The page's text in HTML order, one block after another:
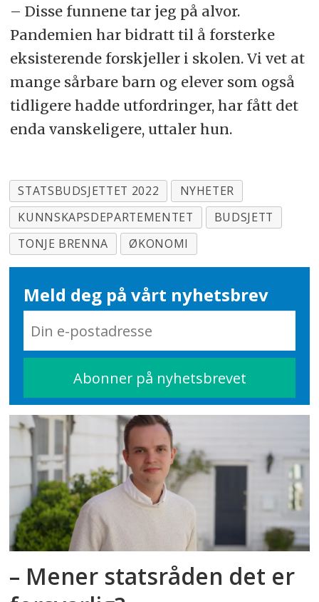
– Disse funnene tar jeg på alvor.
Pandemien har bidratt til å forsterke
eksisterende forskjeller i skolen. Vi vet at
mange sårbare barn og elever som også
tidligere hadde utfordringer, har fått det
enda vanskeligere, uttaler hun.
STATSBUDSJETTET 2022
NYHETER
KUNNSKAPSDEPARTEMENTET
BUDSJETT
TONJE BRENNA
ØKONOMI
Meld deg på vårt nyhetsbrev
– Mener statsråden det er